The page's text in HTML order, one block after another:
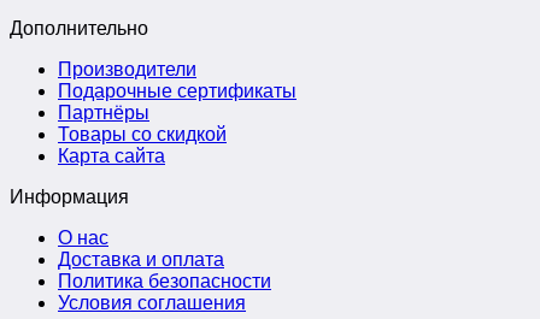
Дополнительно
Производители
Подарочные сертификаты
Партнёры
Товары со скидкой
Карта сайта
Информация
О нас
Доставка и оплата
Политика безопасности
Условия соглашения